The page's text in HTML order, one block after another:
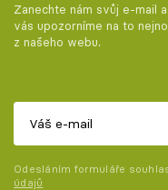
Zanechte nám svůj e-mail
vás upozorníme na to
z našeho webu.
Odesláním formuláře
údajů